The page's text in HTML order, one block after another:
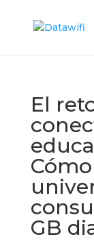
El
GB